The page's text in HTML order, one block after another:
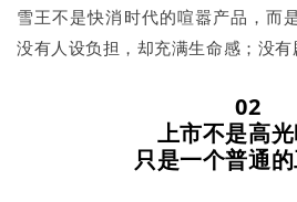
雪王不是快消时代的喧嚣产品，而
没有人设负担，却充满生命感；没有
02
上市不是高
只是一个普通